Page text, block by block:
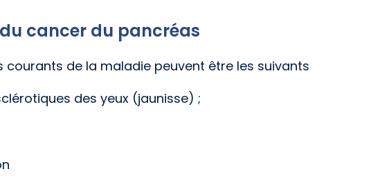
cancer du pancréas
de la maladie peuvent être les suivants
des yeux (jaunisse) ;